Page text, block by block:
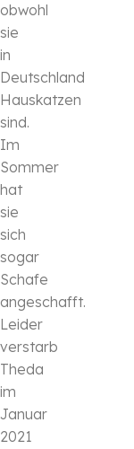
obwohl
sie
in
Deutschland
Hauskatzen
sind.
Im
Sommer
hat
sie
sich
sogar
Schafe
angeschafft.
Leider
verstarb
Theda
im
Januar
2021